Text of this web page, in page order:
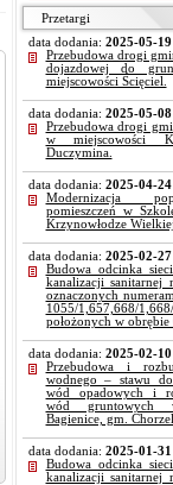
Przetargi
data dodania: 2025-05-19
Przebudowa drogi
dojazdowej do
miejscowości Ścięciel.
data dodania: 2025-05-08
Przebudowa drogi
w miejscowości
Duczymina.
data dodania: 2025-04-24
Modernizacja
pomieszczeń w
Krzynowłodze Wielkiej.
data dodania: 2025-02-27
Budowa odcinka
kanalizacji sanitarnej
oznaczonych
1055/1,657,668/
położonych w obrębie
data dodania: 2025-02-10
Przebudowa i
wodnego – stawu
wód opadowych i
wód gruntowych
Bagienice, gm.
data dodania: 2025-01-31
Budowa odcinka
kanalizacji sanitarnej